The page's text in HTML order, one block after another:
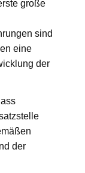
große
sind
eine
der
der